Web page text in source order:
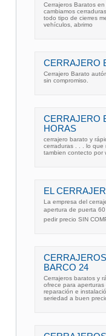
Cerrajeros Baratos
cambiamos
todo tipo de cierres
vehículos, abrimo
CERRAJERO
Cerrajero Barato
sin compromiso.
CERRAJERO
HORAS
cerrajero barato y
cerraduras . . . lo que
tambien contecto por
EL
La empresa del
apertura de puerta
pedir precio SIN
BARCO 24
Cerrajeros baratos y
ofrece para aperturas
reparación e
seriedad a buen